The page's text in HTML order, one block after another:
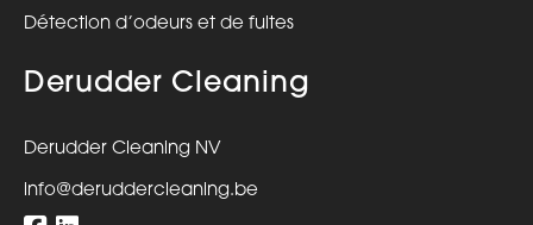
Détection d’odeurs et de fuites
Derudder Cleaning
Derudder Cleaning NV
info@deruddercleaning.be